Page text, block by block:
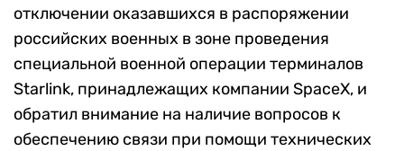
отключении оказавшихся в распоряжении
российских военных в зоне проведения
специальной военной операции терминалов
Starlink, принадлежащих компании SpaceX, и
обратил внимание на наличие вопросов к
обеспечению связи при помощи технических